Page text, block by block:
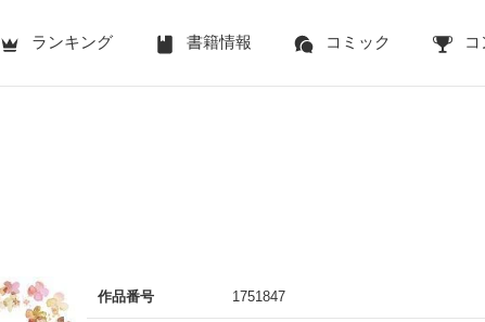
ランキング 書籍情報 コミック
作品番号 1751847